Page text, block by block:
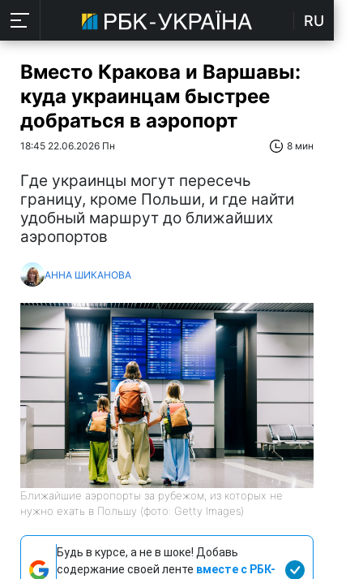
RU
Вместо Кракова и Варшавы:
куда украинцам быстрее
добраться в аэропорт
18:45 22.06.2026 Пн 8 мин
Где украинцы могут пересечь
границу, кроме Польши, и где найти
удобный маршрут до ближайших
аэропортов
АННА ШИКАНОВА
Ближайшие аэропорты за рубежом, из которых не
нужно ехать в Польшу (фото: Getty Images)
Будь в курсе, а не в шоке! Добавь
содержание своей ленте вместе с РБК-